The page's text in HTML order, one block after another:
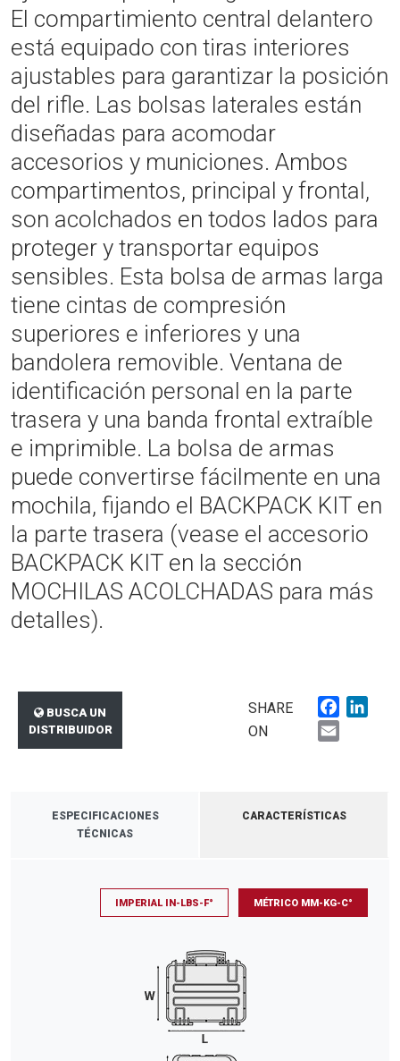
El compartimiento central delantero
está equipado con tiras interiores
ajustables para garantizar la posición
del rifle. Las bolsas laterales están
diseñadas para acomodar
accesorios y municiones. Ambos
compartimentos, principal y frontal,
son acolchados en todos lados para
proteger y transportar equipos
sensibles. Esta bolsa de armas larga
tiene cintas de compresión
superiores e inferiores y una
bandolera removible. Ventana de
identificación personal en la parte
trasera y una banda frontal extraíble
e imprimible. La bolsa de armas
puede convertirse fácilmente en una
mochila, fijando el BACKPACK KIT en
la parte trasera (vease el accesorio
BACKPACK KIT en la sección
MOCHILAS ACOLCHADAS para más
detalles).
BUSCA UN
DISTRIBUIDOR
SHARE
ON
ESPECIFICACIONES
TÉCNICAS
CARACTERÍSTICAS
IMPERIAL IN-LBS-F° MÉTRICO MM-KG-C°